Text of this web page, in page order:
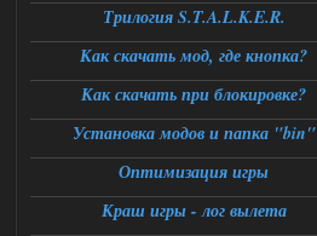
Трилогия S.T.A.L.K.E.R.
Как скачать мод, где кнопка?
Как скачать при блокировке?
Установка модов и папка "bin"
Оптимизация игры
Краш игры - лог вылета